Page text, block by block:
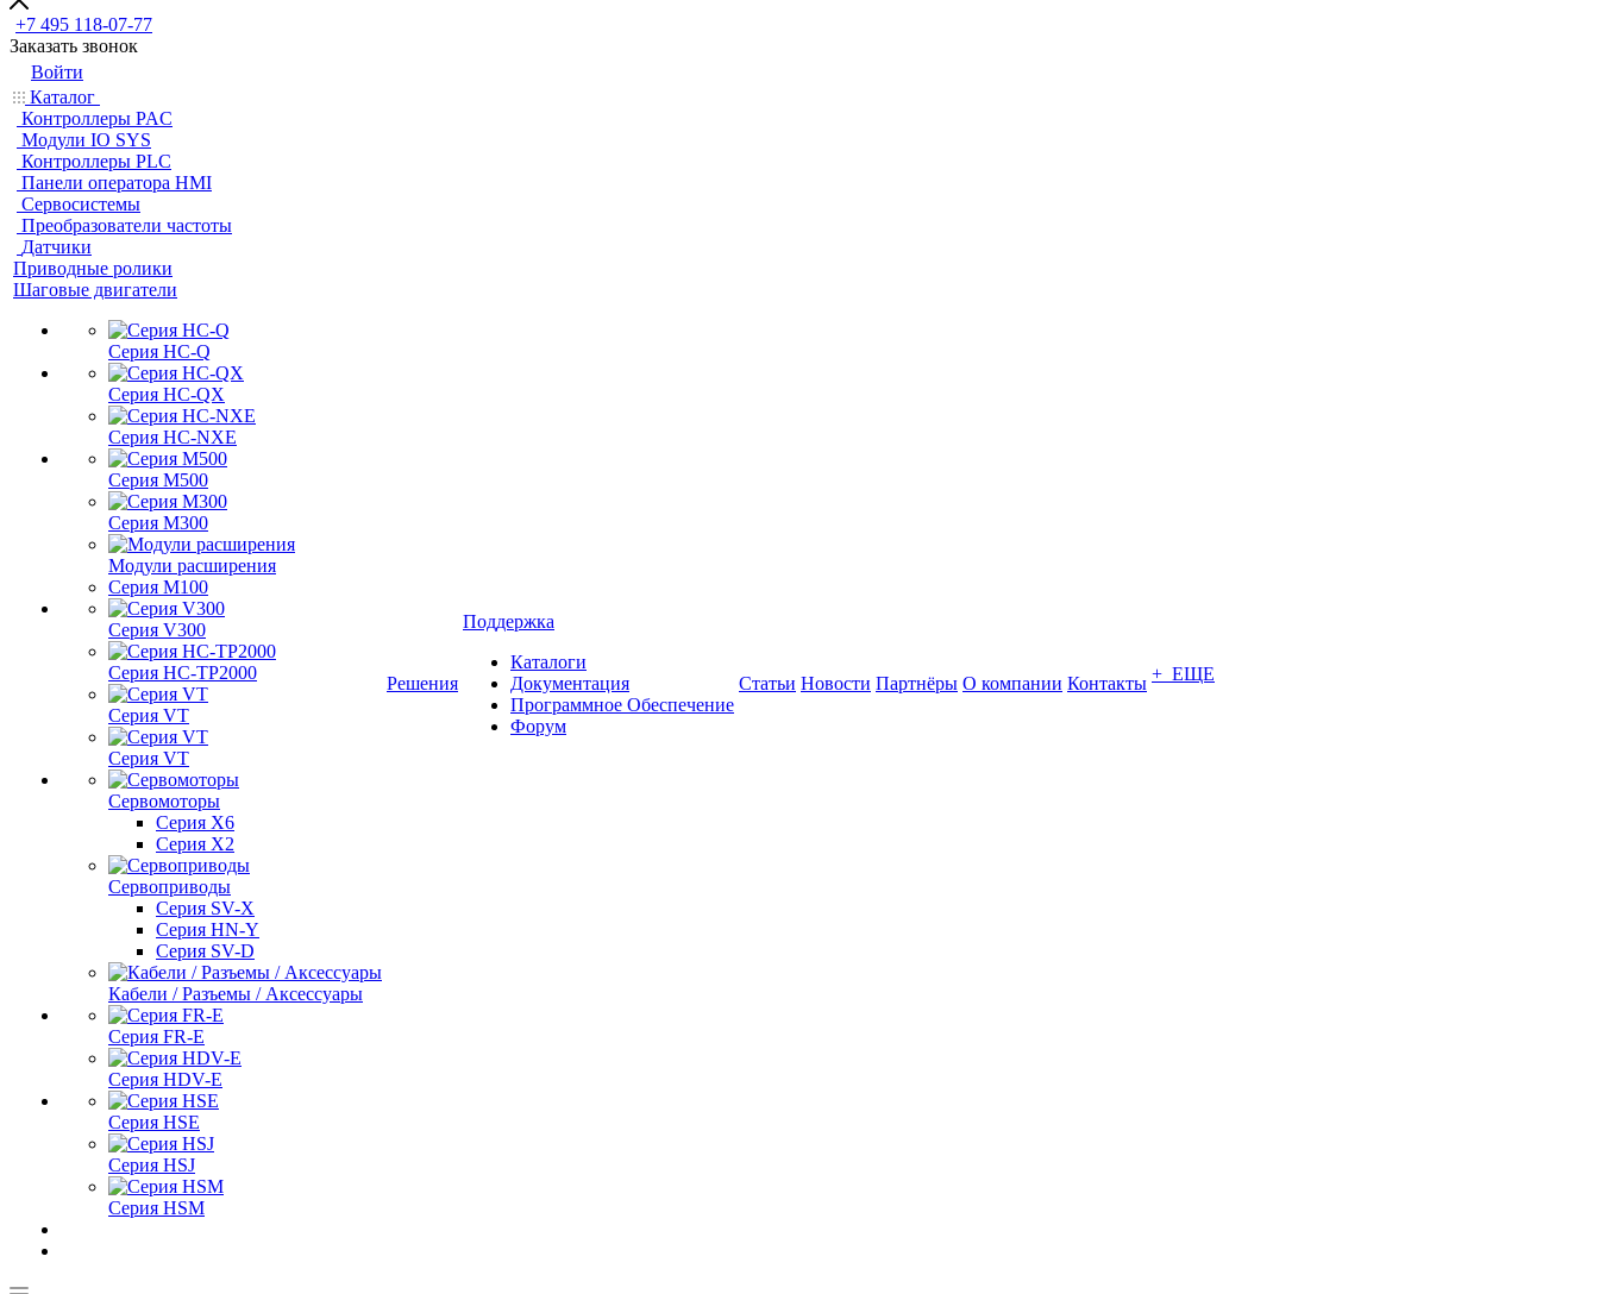
+7 495 118-07-77
Заказать звонок
Войти
Каталог
Контроллеры PAC
Модули IO SYS
Контроллеры PLC
Панели оператора HMI
Сервосистемы
Преобразователи частоты
Датчики
Приводные ролики
Шаговые двигатели
Серия HC-Q
Серия HC-QX
Серия HC-NXE
Серия M500
Серия M300
Модули расширения
Серия M100
Серия V300
Серия HC-TP2000
Серия VT
Серия VT
Сервомоторы
Серия X6
Серия X2
Сервоприводы
Серия SV-X
Серия HN-Y
Серия SV-D
Кабели / Разъемы / Аксессуары
Серия FR-E
Серия HDV-E
Серия HSE
Серия HSJ
Серия HSM
Решения
Поддержка
Каталоги
Документация
Программное Обеспечение
Форум
Статьи Новости Партнёры О компании Контакты + ЕЩЕ